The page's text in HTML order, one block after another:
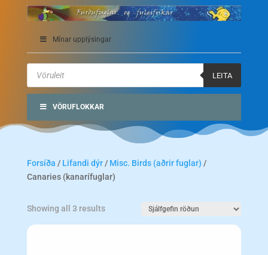
Mínar upplýsingar
Products
search
LEITA
VÖRUFLOKKAR
Forsíða / Lifandi dýr/ Misc. Birds (aðrir fuglar) /
Canaries (kanarífuglar)
Showing all 3 results